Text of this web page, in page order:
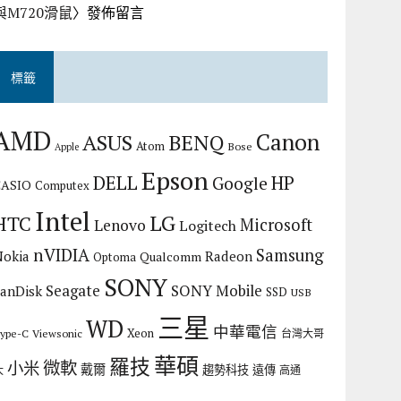
M720滑鼠〉發佈留言
標籤
Apple ASUS Atom BENQ Bose Canon
Computex DELLEpson Google HP
Intel Lenovo LGLogitechMicrosoft
nVIDIA Optoma Qualcomm Radeon Samsung
Seagate SONY SONY Mobile SSD USB
C Viewsonic WD Xeon 三星 中華電信 台灣大哥
小米微軟 戴爾 羅技華碩 趨勢科技 遠傳 高通